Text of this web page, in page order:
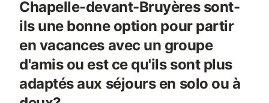
Chapelle-devant-Bruyères sont-
ils une bonne option pour partir
en vacances avec un groupe
d'amis ou est ce qu'ils sont plus
adaptés aux séjours en solo ou à